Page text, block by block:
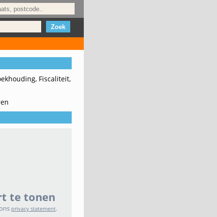
Fiscaliteit,
te tonen
privacy statement.